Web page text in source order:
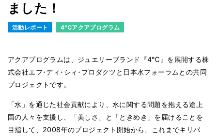
ました！
活動レポート 4℃アクアプログラム
アクアプログラムは、ジュエリーブランド『4℃』を展開する株
式会社エフ･ディ･シィ･プロダクツと日本水フォーラムとの共同
プロジェクトです。
「水」を通じた社会貢献により、水に関する問題を抱える途上
国の人々を支援し、「美しさ」と「ときめき」を届けることを
目指して、2008年のプロジェクト開始から、これまでキリバ